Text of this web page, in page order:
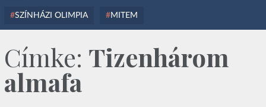
SZÍNHÁZI OLIMPIA MITEM
Címke: Tizenhárom
almafa